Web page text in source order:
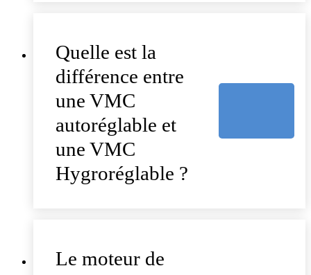
Quelle est la
différence entre
une VMC
autoréglable et
une VMC
Hygroréglable ?
Le moteur de